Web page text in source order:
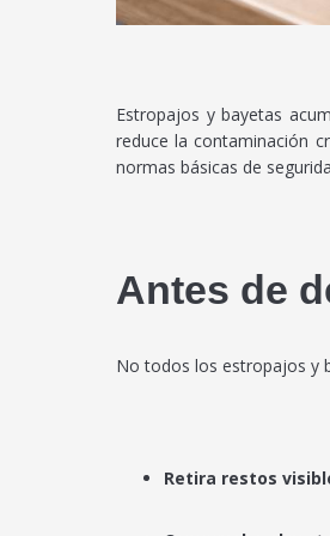
Estropajos y bayetas
reduce la contaminación
normas básicas de
Antes de
No todos los estropajos y
Retira restos